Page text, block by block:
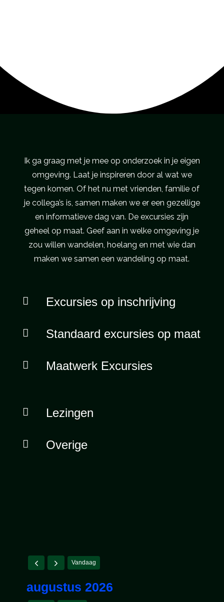
Ik ga graag met je mee op onderzoek in je eigen
omgeving. Laat je inspireren door al wat we
tegen komen. Of het nu met vrienden, familie of
je collega’s is, samen maken we er een gezellige
en informatieve dag van. De excursies zijn
geheel op maat. Geef aan in welke omgeving je
zou willen wandelen, hoelang en met wie dan
maken we samen een wandeling op maat.
 Excursies op inschrijving
 Standaard excursies op maat
 Maatwerk Excursies
 Lezingen
 Overige
Vandaag
augustus 2026